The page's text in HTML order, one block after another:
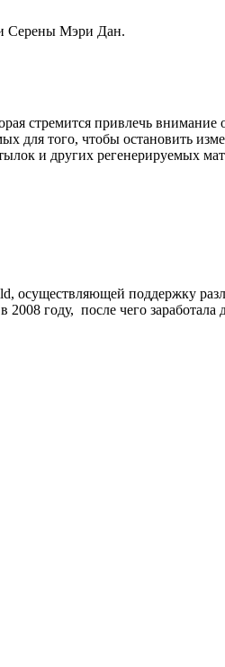
Серены Мэри Дан.
стремится привлечь
для того, чтобы остановить
и других регенерируемых
осуществляющей поддержку
году, после чего